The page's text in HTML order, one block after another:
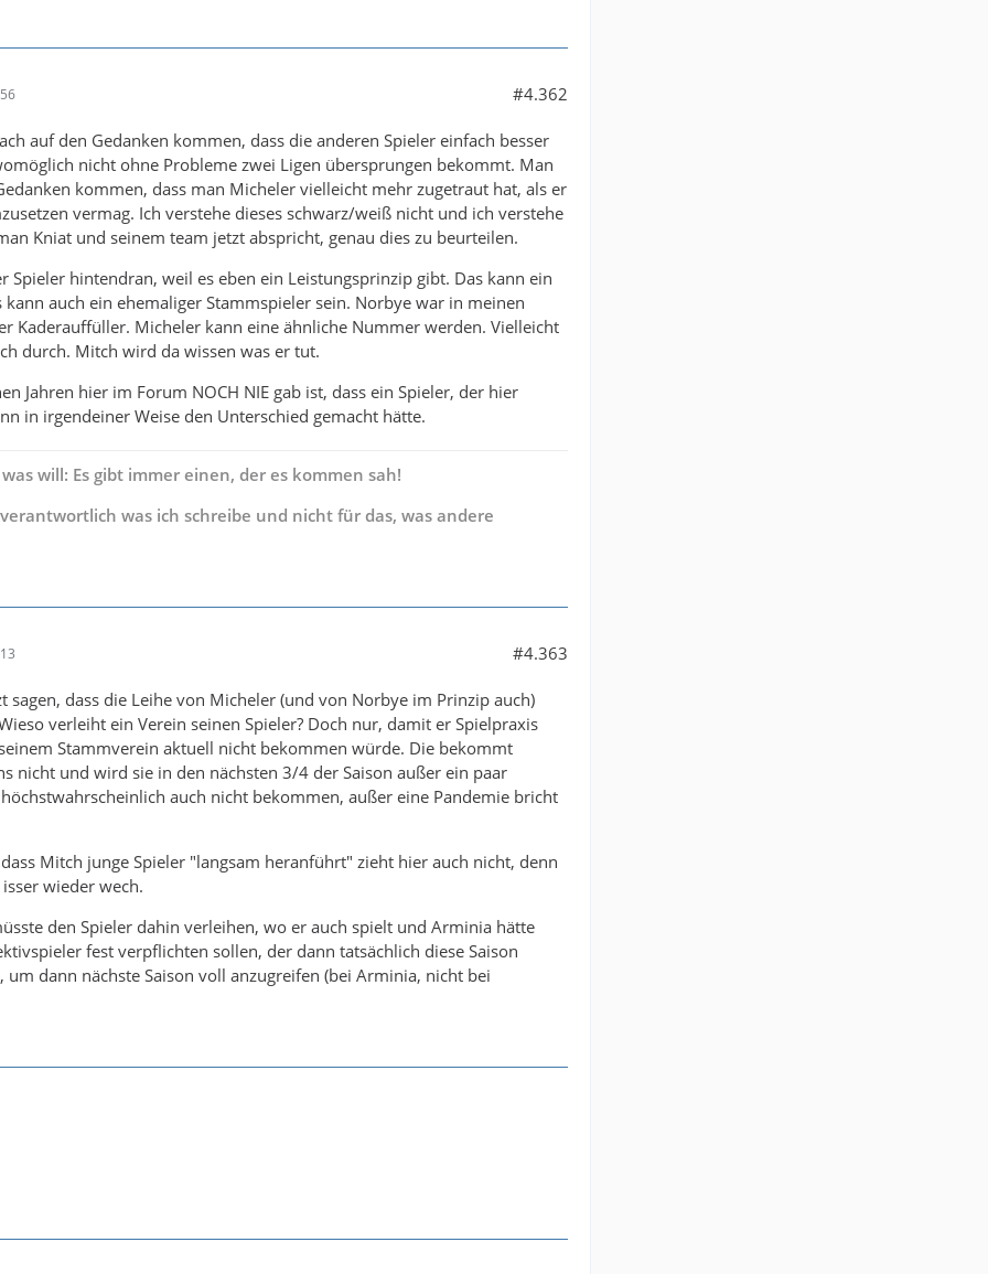
#4.362
auf den Gedanken kommen, dass die anderen Spieler einfach besser
nicht ohne Probleme zwei Ligen übersprungen bekommt. Man
kommen, dass man Micheler vielleicht mehr zugetraut hat, als er
vermag. Ich verstehe dieses schwarz/weiß nicht und ich verstehe
Kniat und seinem team jetzt abspricht, genau dies zu beurteilen.
Spieler hintendran, weil es eben ein Leistungsprinzip gibt. Das kann ein
kann auch ein ehemaliger Stammspieler sein. Norbye war in meinen
Kaderauffüller. Micheler kann eine ähnliche Nummer werden. Vielleicht
durch. Mitch wird da wissen was er tut.
Jahren hier im Forum NOCH NIE gab ist, dass ein Spieler, der hier
in irgendeiner Weise den Unterschied gemacht hätte.
will: Es gibt immer einen, der es kommen sah!
was ich schreibe und nicht für das, was andere
#4.363
sagen, dass die Leihe von Micheler (und von Norbye im Prinzip auch)
verleiht ein Verein seinen Spieler? Doch nur, damit er Spielpraxis
Stammverein aktuell nicht bekommen würde. Die bekommt
nicht und wird sie in den nächsten 3/4 der Saison außer ein paar
auch nicht bekommen, außer eine Pandemie bricht
Mitch junge Spieler "langsam heranführt" zieht hier auch nicht, denn
wieder wech.
den Spieler dahin verleihen, wo er auch spielt und Arminia hätte
fest verpflichten sollen, der dann tatsächlich diese Saison
dann nächste Saison voll anzugreifen (bei Arminia, nicht bei